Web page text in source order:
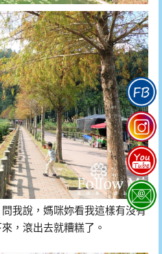
我說，媽咪妳看我這樣有沒有
，滾出去就糟糕了。